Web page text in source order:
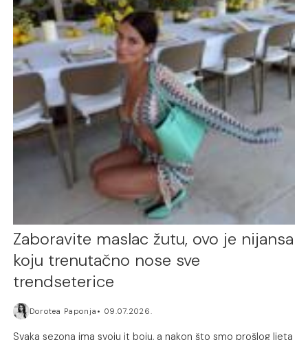
Zaboravite maslac žutu, ovo je nijansa
koju trenutačno nose sve
trendseterice
Dorotea Paponja 09.07.2026.
Svaka sezona ima svoju it boju, a nakon što smo prošlog ljeta